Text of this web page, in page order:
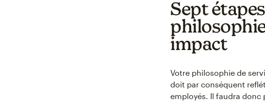
Sept
impact
Votre philosophie de
doit par conséquent
employés. Il faudra donc